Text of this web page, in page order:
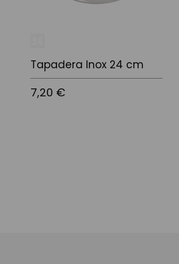
Tapadera Inox 24 cm
7,20 €